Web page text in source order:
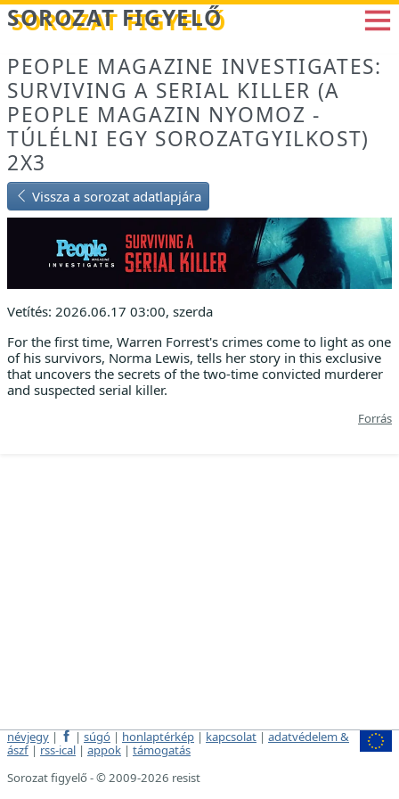
Betöltés...
SOROZAT FIGYELŐ
PEOPLE MAGAZINE INVESTIGATES:
SURVIVING A SERIAL KILLER (A
PEOPLE MAGAZIN NYOMOZ -
TÚLÉLNI EGY SOROZATGYILKOST)
2X3
Vissza a sorozat adatlapjára
Vetítés: 2026.06.17 03:00, szerda
For the first time, Warren Forrest's crimes come to light as one
of his survivors, Norma Lewis, tells her story in this exclusive
that uncovers the secrets of the two-time convicted murderer
and suspected serial killer.
Forrás
névjegy | | súgó | honlaptérkép | kapcsolat | adatvédelem &
ászf | rss-ical | appok | támogatás
Sorozat figyelő - © 2009-2026 resist